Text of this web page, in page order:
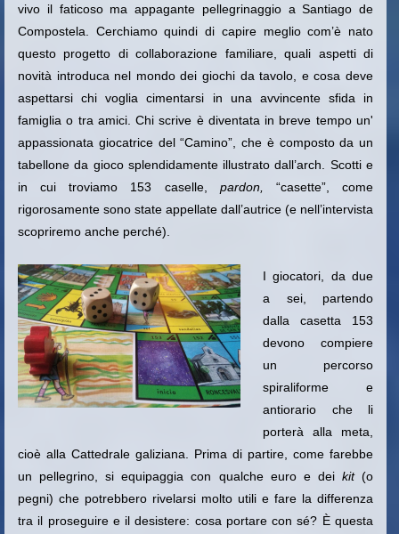
vivo il faticoso ma appagante pellegrinaggio a Santiago de
Compostela. Cerchiamo quindi di capire meglio com’è nato
questo progetto di collaborazione familiare, quali aspetti di
novità introduca nel mondo dei giochi da tavolo, e cosa deve
aspettarsi chi voglia cimentarsi in una avvincente sfida in
famiglia o tra amici. Chi scrive è diventata in breve tempo un'
appassionata giocatrice del “Camino”, che è composto da un
tabellone da gioco splendidamente illustrato dall’arch. Scotti e
in cui troviamo 153 caselle, pardon,
“casette”, come
rigorosamente sono state appellate dall’autrice (e nell’intervista
scopriremo anche perché).
I giocatori, da due
a sei, partendo
dalla casetta 153
devono compiere
un percorso
spiraliforme e
antiorario che li
porterà alla meta,
cioè alla Cattedrale galiziana. Prima di partire, come farebbe
un pellegrino, si equipaggia con qualche euro e deikit(o
pegni) che potrebbero rivelarsi molto utili e fare la differenza
tra il proseguire e il desistere: cosa portare con sé? È questa